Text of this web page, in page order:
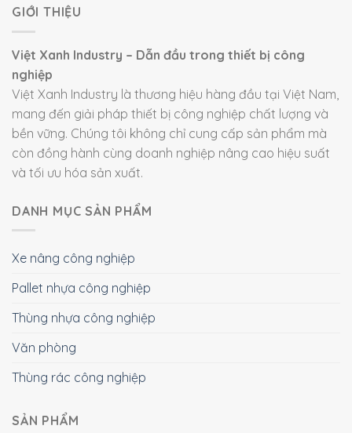
GIỚI THIỆU
Việt Xanh Industry – Dẫn đầu trong thiết bị công
nghiệp
Việt Xanh Industry là thương hiệu hàng đầu tại Việt Nam,
mang đến giải pháp thiết bị công nghiệp chất lượng và
bền vững. Chúng tôi không chỉ cung cấp sản phẩm mà
còn đồng hành cùng doanh nghiệp nâng cao hiệu suất
và tối ưu hóa sản xuất.
DANH MỤC SẢN PHẨM
Xe nâng công nghiệp
Pallet nhựa công nghiệp
Thùng nhựa công nghiệp
Văn phòng
Thùng rác công nghiệp
SẢN PHẨM